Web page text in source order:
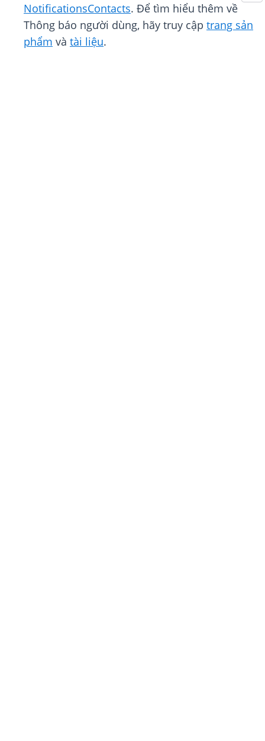
NotificationsContacts. Để tìm hiểu thêm về
Thông báo người dùng, hãy truy cập trang sản
phẩm và tài liệu.